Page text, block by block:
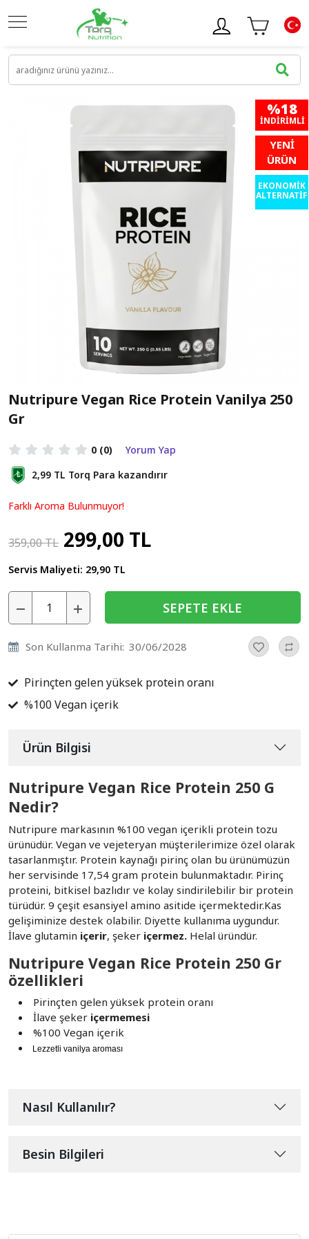
%18
İNDIRIMLI
YENİ
ÜRÜN
EKONOMİK
ALTERNATİF
Nutripure Vegan Rice Protein Vanilya 250
Gr
0 (0)
Yorum Yap
2,99 TL Torq Para kazandırır
Farklı Aroma Bulunmuyor!
359,00 TL 299,00 TL
Servis Maliyeti: 29,90 TL
SEPETE EKLE
Son Kullanma Tarihi: 30/06/2028
Pirinçten gelen yüksek protein oranı
%100 Vegan içerik
Ürün Bilgisi
Nutripure Vegan Rice Protein 250 G
Nedir?
Nutripure markasının %100 vegan içerikli protein tozu
ürünüdür. Vegan ve vejeteryan müşterilerimize özel olarak
tasarlanmıştır. Protein kaynağı pirinç olan bu ürünümüzün
her servisinde 17,54 gram protein bulunmaktadır. Pirinç
proteini, bitkisel bazlıdır ve kolay sindirilebilir bir protein
türüdür. 9 çeşit esansiyel amino asitide içermektedir.Kas
gelişiminize destek olabilir. Diyette kullanıma uygundur.
İlave glutamin içerir, şeker içermez. Helal üründür.
Nutripure Vegan Rice Protein 250 Gr
özellikleri
Pirinçten gelen yüksek protein oranı
İlave şeker içermemesi
%100 Vegan içerik
Lezzetli vanilya aroması
Nasıl Kullanılır?
Besin Bilgileri